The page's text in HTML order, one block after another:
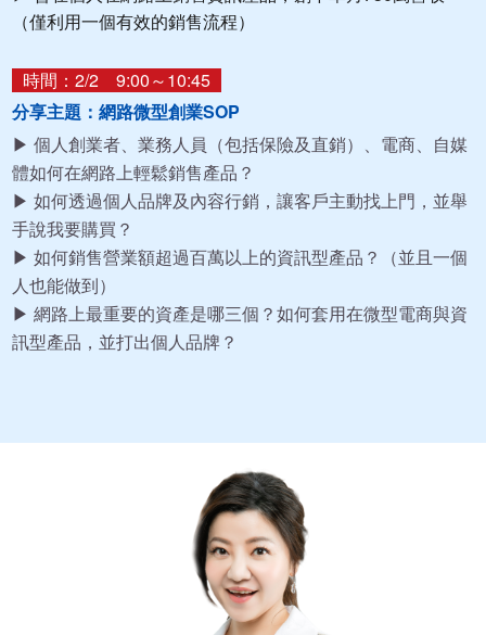
（僅利用一個有效的銷售流程）
時間：2/2 9:00～10:45
分享主題：網路微型創業SOP
▶ 個人創業者、業務人員（包括保險及直銷）、電商、自媒
體如何在網路上輕鬆銷售產品？
▶ 如何透過個人品牌及內容行銷，讓客戶主動找上門，並舉
手說我要購買？
▶ 如何銷售營業額超過百萬以上的資訊型產品？（並且一個
人也能做到）
▶ 網路上最重要的資產是哪三個？如何套用在微型電商與資
訊型產品，並打出個人品牌？